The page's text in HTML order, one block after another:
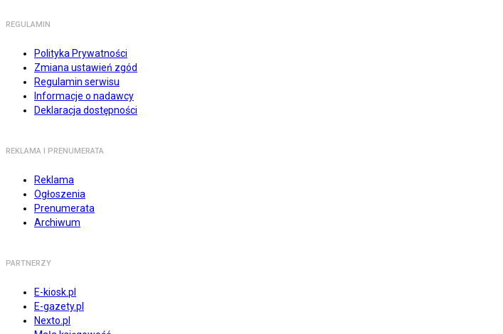
REGULAMIN
Polityka Prywatności
Zmiana ustawień zgód
Regulamin serwisu
Informacje o nadawcy
Deklaracja dostępności
REKLAMA I PRENUMERATA
Reklama
Ogłoszenia
Prenumerata
Archiwum
PARTNERZY
E-kiosk.pl
E-gazety.pl
Nexto.pl